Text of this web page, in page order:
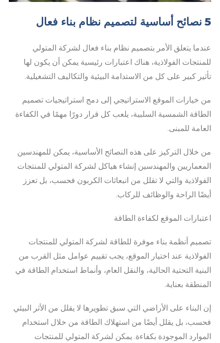
5 نصائح أساسية لتصميم نظام بناء فعال
عندما يتعلق الأمر بتصميم نظام بناء فعال لشركة المتولي
للمنتجات الفولاذية، هناك اعتبارات رئيسية يمكن أن يكون لها
تأثير كبير على كل من الاستدامة البيئية والتكاليف التشغيلية.
من خيارات الموقع الاستراتيجي إلى دمج استراتيجيات تصميم
الطاقة الشمسية السلبية، يلعب كل قرار دورًا مهمًا في الكفاءة
العامة للمبنى.
من خلال التركيز على هذه النصائح الأساسية، يمكن للمهندسين
المعماريين والمهندسين إنشاء هياكل لشركة المتولي للمنتجات
الفولاذية والتي لا تقلل من انبعاثات الكربون فحسب، بل تعزز
أيضًا الراحة والوظائف للركاب.
اعتبارات الموقع لكفاءة الطاقة
تصميم أنظمة بناء موفرة للطاقة لشركة المتولي للمنتجات
الفولاذية عند اختيار الموقع، يجب تقييم عوامل مثل القرب من
البنية التحتية الحالية، والنقل العام، وأنماط استخدام الطاقة في
المنطقة بعناية.
إن البناء على الأراضي التي سبق تطويرها لا يقلل من الأثر البيئي
فحسب، بل يقلل أيضًا من استهلاك الطاقة من خلال استخدام
الموارد الموجودة بكفاءة. يمكن لشركة المتولي للمنتجات